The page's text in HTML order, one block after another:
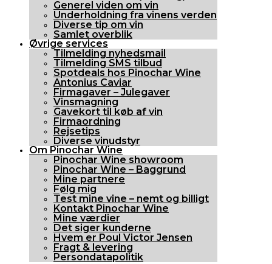
Generel viden om vin
Underholdning fra vinens verden
Diverse tip om vin
Samlet overblik
Øvrige services
Tilmelding nyhedsmail
Tilmelding SMS tilbud
Spotdeals hos Pinochar Wine
Antonius Caviar
Firmagaver – Julegaver
Vinsmagning
Gavekort til køb af vin
Firmaordning
Rejsetips
Diverse vinudstyr
Om Pinochar Wine
Pinochar Wine showroom
Pinochar Wine – Baggrund
Mine partnere
Følg mig
Test mine vine – nemt og billigt
Kontakt Pinochar Wine
Mine værdier
Det siger kunderne
Hvem er Poul Victor Jensen
Fragt & levering
Persondatapolitik